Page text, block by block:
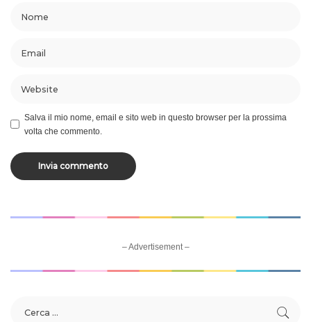
Salva il mio nome, email e sito web in questo browser per la prossima
volta che commento.
– Advertisement –